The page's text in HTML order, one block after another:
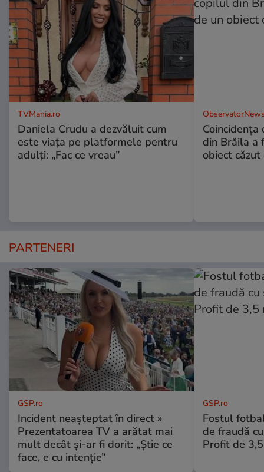
TVMania.ro
Daniela Crudu a dezvăluit cum
este viața pe platformele pentru
adulți: „Fac ce vreau”
Coincidența
din Brăila a
obiect căzut
PARTENERI
GSP.ro
Incident neașteptat în direct »
Prezentatoarea TV a arătat mai
mult decât și-ar fi dorit: „Știe ce
face, e cu intenție”
GSP.ro
Fostul
de fraudă
Profit de